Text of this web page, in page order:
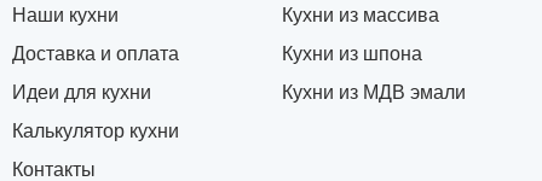
Наши кухни
Доставка и оплата
Идеи для кухни
Калькулятор кухни
Контакты
Кухни из массива
Кухни из шпона
Кухни из МДВ эмали